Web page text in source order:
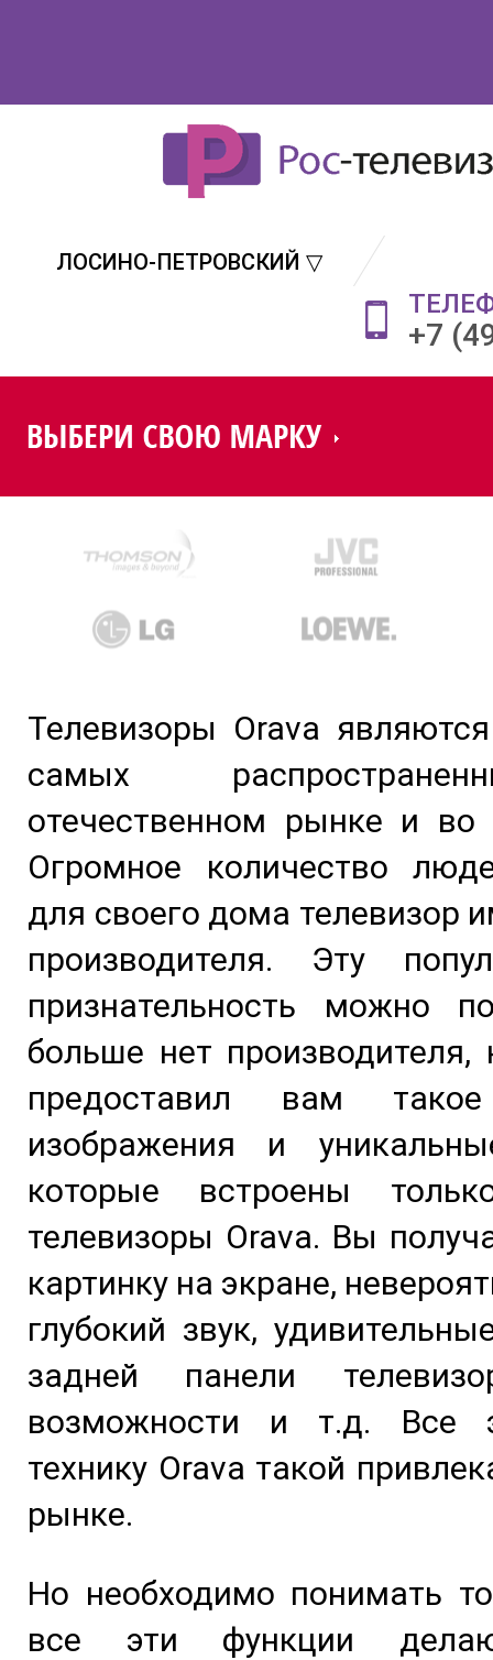
ЛОСИНО-ПЕТРОВСКИЙ ▽
+7
Телевизоры Orava
самых
отечественном рынке и
Огромное количество
для своего дома телевизор
производителя. Эту
признательность можно
больше нет
предоставил вам
изображения и
которые встроены
телевизоры Orava. Вы
картинку на экране,
глубокий звук,
задней панели
возможности и т.д. Все
технику Orava такой
рынке.
Но необходимо понимать
все эти функции